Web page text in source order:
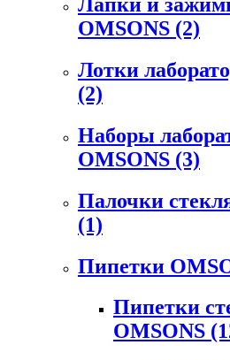
OMSONS (2)
Лотки
(2)
Наборы
OMSONS (3)
Палочки
(1)
Пипетки
Пипетки
OMSONS